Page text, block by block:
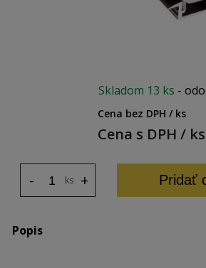
Skladom 13 ks -
Cena bez DPH / ks
Cena s DPH / ks
ks +
- Pridať
Popis